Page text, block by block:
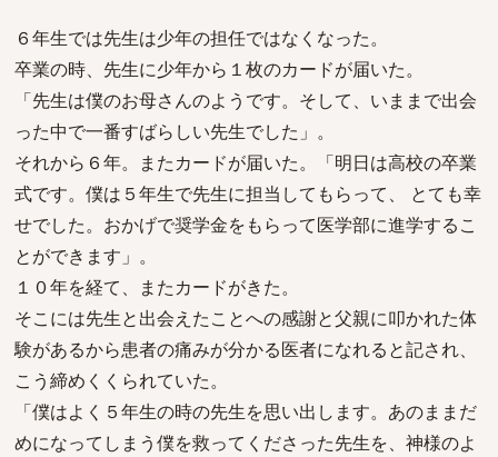
６年生では先生は少年の担任ではなくなった。
卒業の時、先生に少年から１枚のカードが届いた。
「先生は僕のお母さんのようです。そして、いままで出会
った中で一番すばらしい先生でした」。
それから６年。またカードが届いた。「明日は高校の卒業
式です。僕は５年生で先生に担当してもらって、 とても幸
せでした。おかげで奨学金をもらって医学部に進学するこ
とができます」。
１０年を経て、またカードがきた。
そこには先生と出会えたことへの感謝と父親に叩かれた体
験があるから患者の痛みが分かる医者になれると記され、
こう締めくくられていた。
「僕はよく５年生の時の先生を思い出します。あのままだ
めになってしまう僕を救ってくださった先生を、神様のよ